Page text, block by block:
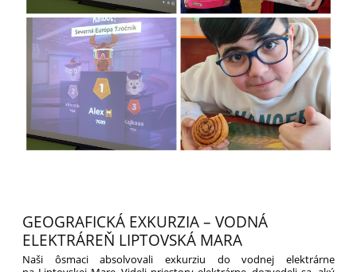
GEOGRAFICKÁ EXKURZIA – VODNÁ
ELEKTRÁREŇ LIPTOVSKÁ MARA
Naši ôsmaci absolvovali exkurziu do vodnej elektrárne